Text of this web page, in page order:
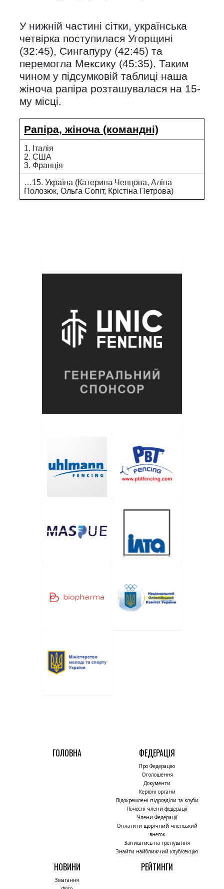
У нижній частині сітки, українська
четвірка поступилася Угорщині
(32:45), Сингапуру (42:45) та
перемогла Мексику (45:35). Таким
чином у підсумковій таблиці наша
жіноча рапіра розташувалася на 15-
му місці.
Рапіра, жіноча (командні)
1. Італія
2. США
3. Франція
…15. Україна (Катерина Ченцова, Аліна
Полозюк, Ольга Сопіт, Крістіна Петрова)
ГОЛОВНА ФЕДЕРАЦІЯ
Про Федерацію
Оголошення
Документи
Керівні органи
Відокремлені підрозділи та клуби
Почесні члени федерації
Члени Федерації
Оплатити щорічний членський
внесок
Записатись на тренування
Знайти найближчий клуб/секцію
НОВИНИ
Змагання
РЕЙТИНГИ